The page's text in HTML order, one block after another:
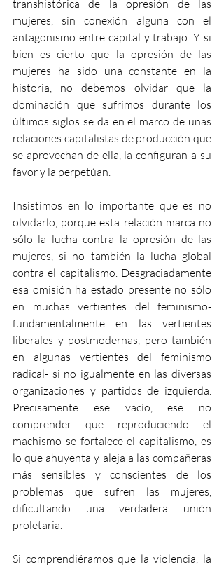
transhistórica de la opresión de las
mujeres, sin conexión alguna con el
antagonismo entre capital y trabajo. Y si
bien es cierto que la opresión de las
mujeres ha sido una constante en la
historia, no debemos olvidar que la
dominación que sufrimos durante los
últimos siglos se da en el marco de unas
relaciones capitalistas de producción que
se aprovechan de ella, la configuran a su
favor y la perpetúan.
Insistimos en lo importante que es no
olvidarlo, porque esta relación marca no
sólo la lucha contra la opresión de las
mujeres, si no también la lucha global
contra el capitalismo. Desgraciadamente
esa omisión ha estado presente no sólo
en muchas vertientes del feminismo-
fundamentalmente en las vertientes
liberales y postmodernas, pero también
en algunas vertientes del feminismo
radical- si no igualmente en las diversas
organizaciones y partidos de izquierda.
Precisamente ese vacío, ese no
comprender que reproduciendo el
machismo se fortalece el capitalismo, es
lo que ahuyenta y aleja a las compañeras
más sensibles y conscientes de los
problemas que sufren las mujeres,
dificultando una verdadera unión
proletaria.
Si comprendiéramos que la violencia, la